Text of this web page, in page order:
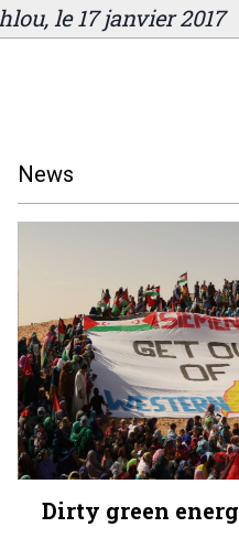
le 17 janvier 2017
News
Dirty green